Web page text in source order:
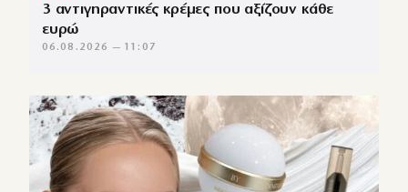
3 αντιγηραντικές κρέμες που αξίζουν κάθε
ευρώ
06.08.2026 — 11:07